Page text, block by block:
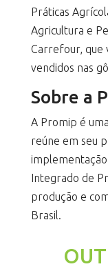
Práticas
Agricultura e
Carrefour, que
vendidos nas
Sobre a
A Promip é
reúne em seu
Integrado de
produção e
Brasil.